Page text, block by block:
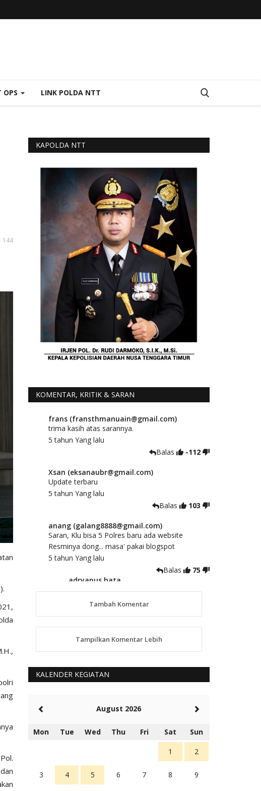
OPS LINK POLDA NTT
144
KAPOLDA NTT
KOMENTAR, KRITIK & SARAN
frans (fransthmanuain@gmail.com)
trima kasih atas sarannya.
5 tahun Yang lalu
Balas
-112
Xsan (eksanaubr@gmail.com)
Update terbaru
5 tahun Yang lalu
Balas
103
anang (galang8888@gmail.com)
Saran, Klu bisa 5 Polres baru ada website
Resminya dong... masa' pakai blogspot
5 tahun Yang lalu
Balas
75
adryanus bata
kami tindaklanjuti
5 tahun Yang lalu
88
anggy (anakkaos@gmail.com)
Sumba Barat Aman, Trmksih Pak Polisi
5 tahun Yang lalu
Rambu (rambu03@gmail.com)
5 tahun Yang lalu
Balas
16
Tambah Komentar
Tampilkan Komentar Lebih
KALENDER KEGIATAN
August 2026
Mon Tue Wed Thu Fri Sat Sun
1 2
3 4 5 6 7 8 9